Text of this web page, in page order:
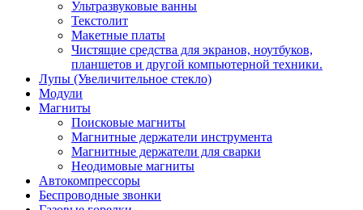
Ультразвуковые ванны
Текстолит
Макетные платы
Чистящие средства для экранов, ноутбуков,
планшетов и другой компьютерной техники.
Лупы (Увеличительное стекло)
Модули
Магниты
Поисковые магниты
Магнитные держатели инструмента
Магнитные держатели для сварки
Неодимовые магниты
Автокомпрессоры
Беспроводные звонки